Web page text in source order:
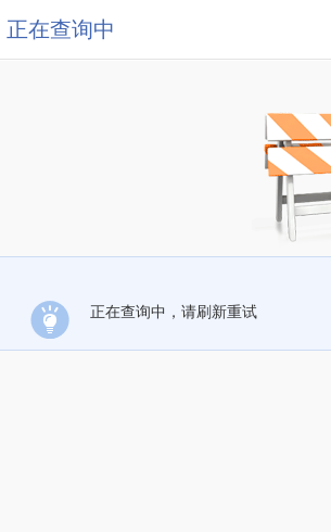
正在查询中
正在查询中，请刷新重试